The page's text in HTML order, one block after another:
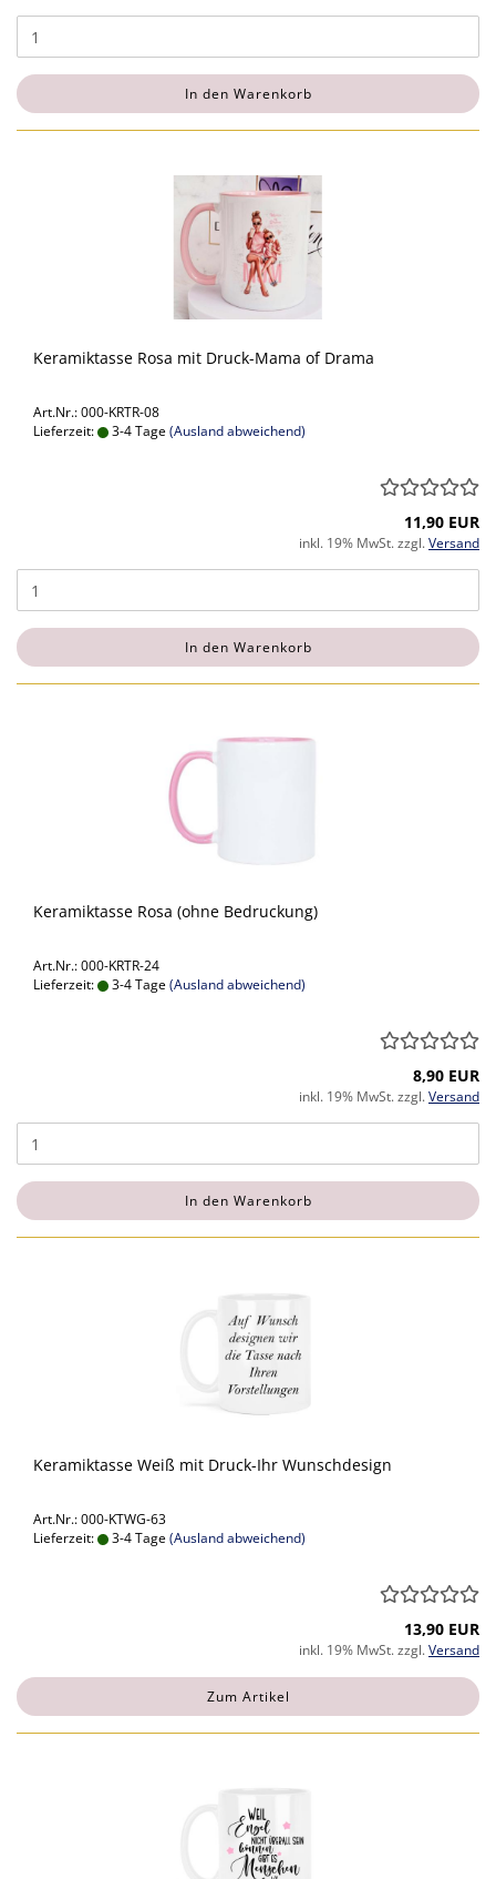
In den Warenkorb
Keramiktasse Rosa mit Druck-Mama of Drama
Art.Nr.: 000-KRTR-08
Lieferzeit:
3-4 Tage(Ausland abweichend)
11,90 EUR
inkl. 19% MwSt. zzgl.Versand
In den Warenkorb
Keramiktasse Rosa (ohne Bedruckung)
Art.Nr.: 000-KRTR-24
Lieferzeit:
3-4 Tage(Ausland abweichend)
8,90 EUR
inkl. 19% MwSt. zzgl.Versand
In den Warenkorb
Keramiktasse Weiß mit Druck-Ihr Wunschdesign
Art.Nr.: 000-KTWG-63
Lieferzeit:
3-4 Tage(Ausland abweichend)
13,90 EUR
inkl. 19% MwSt. zzgl.Versand
Zum Artikel